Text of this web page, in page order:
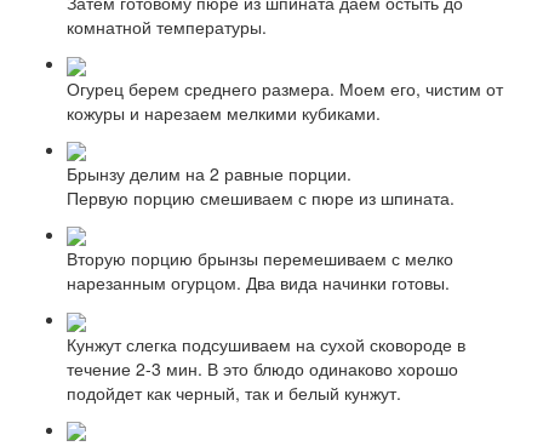
комнатной температуры.
Огурец берем среднего размера. Моем его, чистим от
кожуры и нарезаем мелкими кубиками.
Брынзу делим на 2 равные порции.
Первую порцию смешиваем с пюре из шпината.
Вторую порцию брынзы перемешиваем с мелко
нарезанным огурцом. Два вида начинки готовы.
Кунжут слегка подсушиваем на сухой сковороде в
течение 2-3 мин. В это блюдо одинаково хорошо
подойдет как черный, так и белый кунжут.